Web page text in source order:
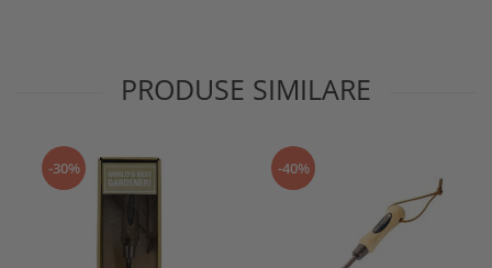
PRODUSE SIMILARE
-30% -40%